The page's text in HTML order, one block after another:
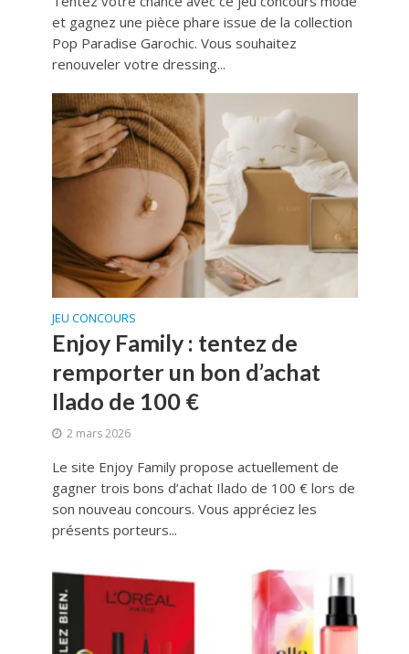
et gagnez une pièce phare issue de la collection
Pop Paradise Garochic. Vous souhaitez
renouveler votre dressing...
JEU CONCOURS
Enjoy Family : tentez de
remporter un bon d’achat
Ilado de 100 €
2 mars 2026
Le site Enjoy Family propose actuellement de
gagner trois bons d’achat Ilado de 100 € lors de
son nouveau concours. Vous appréciez les
présents porteurs...